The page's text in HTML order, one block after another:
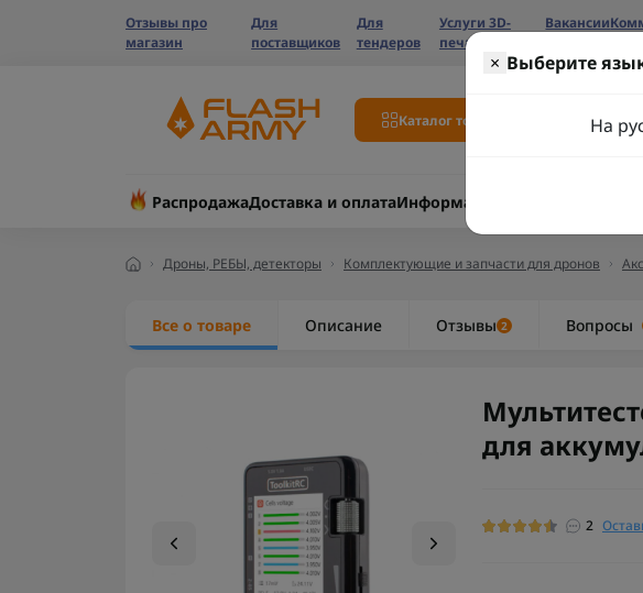
Отзывы про
магазин
Для
поставщиков
Для
тендеров
Услуги 3D-
печати
Вакансии
Каталог товаров
РаспродажаДоставка и оплатаИнформация
Дроны, РЕБЫ, детекторы Комплектующие и запчасти для дронов
× Выберите
На
Все о товаре Описание Отзывы 2 Вопросы
для
2